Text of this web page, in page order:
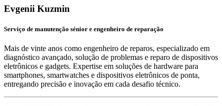
Evgenii Kuzmin
Serviço de manutenção sénior e engenheiro de reparação
Mais de vinte anos como engenheiro de reparos, especializado em
diagnóstico avançado, solução de problemas e reparo de dispositivos
eletrônicos e gadgets. Expertise em soluções de hardware para
smartphones, smartwatches e dispositivos eletrônicos de ponta,
entregando precisão e inovação em cada desafio técnico.